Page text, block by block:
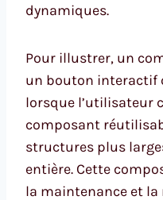
dynamiques.
Pour illustrer, un
un bouton interactif
lorsque l’utilisateur
composant
structures plus
entière. Cette
la maintenance et la